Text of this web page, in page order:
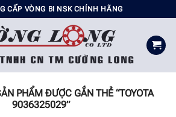
CẤP VÒNG BI NSK CHÍNH HÃNG
PHẨM ĐƯỢC GẮN THẺ “TOYOTA
9036325029”